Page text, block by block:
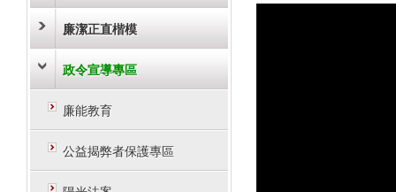
廉潔正直楷模
政令宣導專區
廉能教育
公益揭弊者保護專區